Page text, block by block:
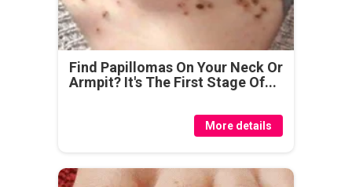
Find Papillomas On Your Neck Or
Armpit? It's The First Stage Of...
More details